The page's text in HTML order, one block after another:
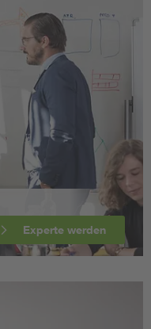
Experte werden